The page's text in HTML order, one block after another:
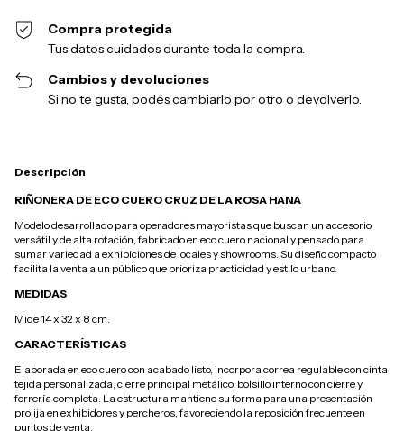
Compra protegida
Tus datos cuidados durante toda la compra.
Cambios y devoluciones
Si no te gusta, podés cambiarlo por otro o devolverlo.
Descripción
RIÑONERA DE ECO CUERO CRUZ DE LA ROSA HANA
Modelo desarrollado para operadores mayoristas que buscan un accesorio
versátil y de alta rotación, fabricado en eco cuero nacional y pensado para
sumar variedad a exhibiciones de locales y showrooms. Su diseño compacto
facilita la venta a un público que prioriza practicidad y estilo urbano.
MEDIDAS
Mide 14 x 32 x 8 cm.
CARACTERÍSTICAS
Elaborada en eco cuero con acabado listo, incorpora correa regulable con cinta
tejida personalizada, cierre principal metálico, bolsillo interno con cierre y
forrería completa. La estructura mantiene su forma para una presentación
prolija en exhibidores y percheros, favoreciendo la reposición frecuente en
puntos de venta.